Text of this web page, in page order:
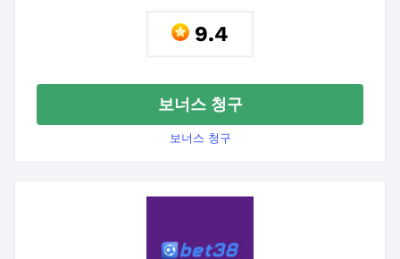
9.4
보너스 청구
보너스 청구